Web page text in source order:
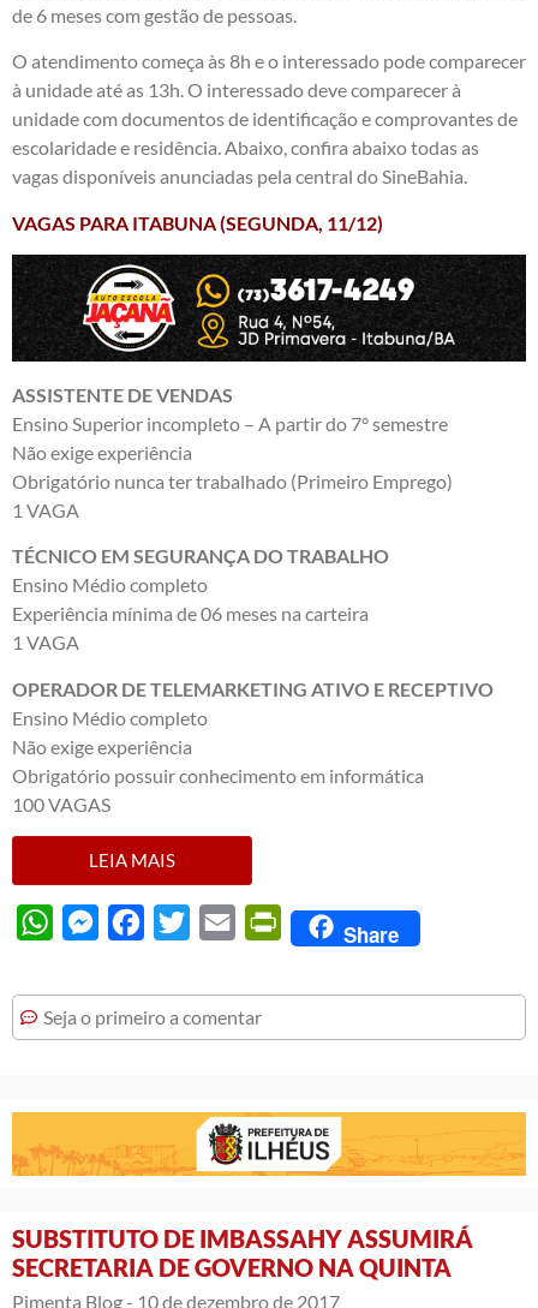
de 6 meses com gestão de pessoas.
O atendimento começa às 8h e o interessado pode comparecer
à unidade até as 13h. O interessado deve comparecer à
unidade com documentos de identificação e comprovantes de
escolaridade e residência. Abaixo, confira abaixo todas as
vagas disponíveis anunciadas pela central do SineBahia.
VAGAS PARA ITABUNA (SEGUNDA, 11/12)
ASSISTENTE DE VENDAS
Ensino Superior incompleto – A partir do 7° semestre
Não exige experiência
Obrigatório nunca ter trabalhado (Primeiro Emprego)
1 VAGA
TÉCNICO EM SEGURANÇA DO TRABALHO
Ensino Médio completo
Experiência mínima de 06 meses na carteira
1 VAGA
OPERADOR DE TELEMARKETING ATIVO E RECEPTIVO
Ensino Médio completo
Não exige experiência
Obrigatório possuir conhecimento em informática
100 VAGAS
LEIA MAIS
WhatsAppMessengerFacebook
Twitter Email PrintFriendly
Share
Seja o primeiro a comentar
SUBSTITUTO DE IMBASSAHY ASSUMIRÁ
SECRETARIA DE GOVERNO NA QUINTA
Pimenta Blog - 10 de dezembro de 2017